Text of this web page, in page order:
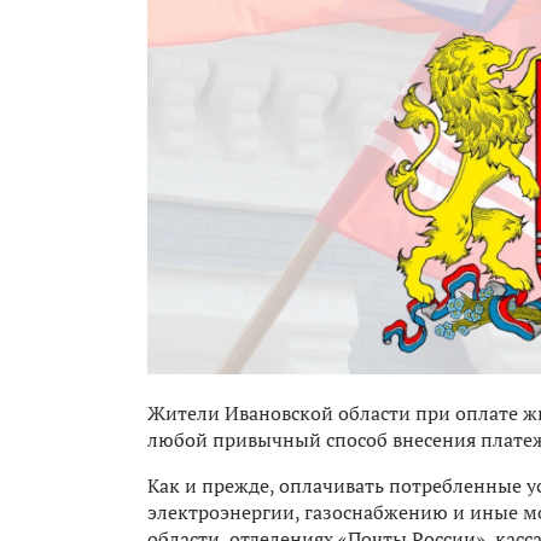
Жители Ивановской области при оплате
любой привычный способ внесения
Как и прежде, оплачивать потребленные
электроэнергии, газоснабжению и иные